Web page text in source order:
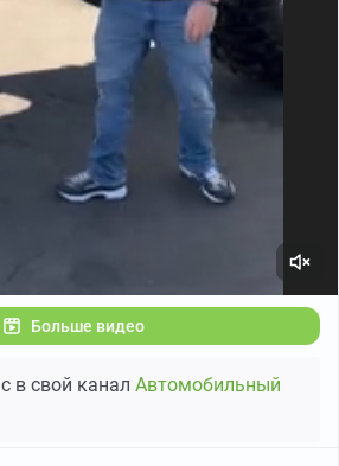
Больше видео
в свой канал Автомобильный